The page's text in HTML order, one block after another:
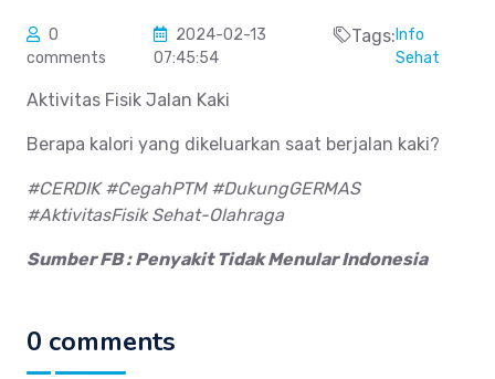
0
comments
2024-02-13
07:45:54
Tags:Info
Sehat
Aktivitas Fisik Jalan Kaki
Berapa kalori yang dikeluarkan saat berjalan kaki?
#CERDIK #CegahPTM #DukungGERMAS
#AktivitasFisik Sehat-Olahraga
Sumber FB : Penyakit Tidak Menular Indonesia
0 comments